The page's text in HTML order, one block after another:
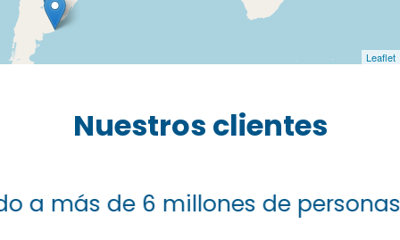
Leaflet
Nuestros clientes
millones de personas